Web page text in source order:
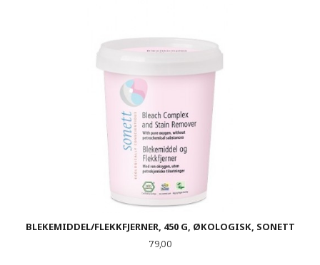
BLEKEMIDDEL/FLEKKFJERNER, 450 G, ØKOLOGISK, SONETT
Pris
79,00